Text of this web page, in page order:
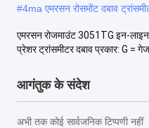
#4ma एमरसन रोसमोंट दबाव
एमरसन रोजमाउंट 3051TG इन-लाइन
प्रेशर ट्रांसमीटर दबाव प्रकार: G = गेज
आगंतुक के संदेश
अभी तक कोई सार्वजनिक टिप्पणी नहीं